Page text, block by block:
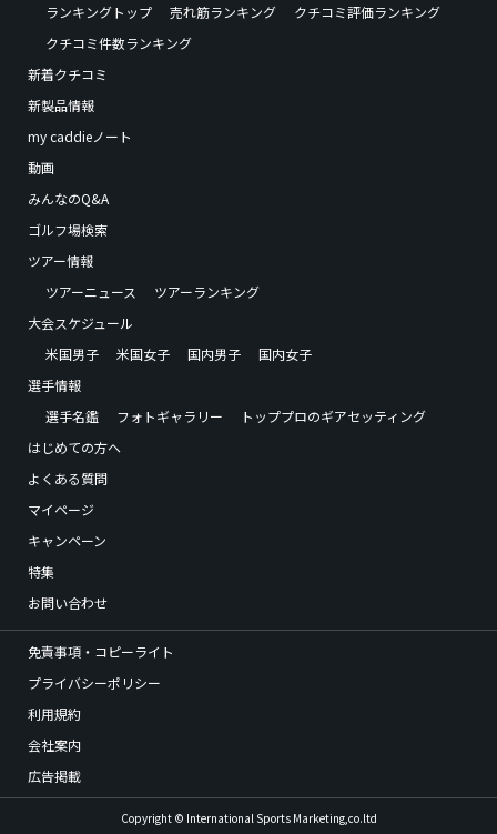
ランキングトップ
売れ筋ランキング
クチコミ評価ランキング
クチコミ件数ランキング
新着クチコミ
新製品情報
my caddieノート
動画
みんなのQ&A
ゴルフ場検索
ツアー情報
ツアーニュース
ツアーランキング
大会スケジュール
米国男子
米国女子 国内男子
国内女子
選手情報
選手名鑑
フォトギャラリー
トッププロのギアセッティング
はじめての方へ
よくある質問
マイページ
キャンペーン
特集
お問い合わせ
免責事項・コピーライト
プライバシーポリシー
利用規約
会社案内
広告掲載
Copyright © International Sports Marketing,co.ltd